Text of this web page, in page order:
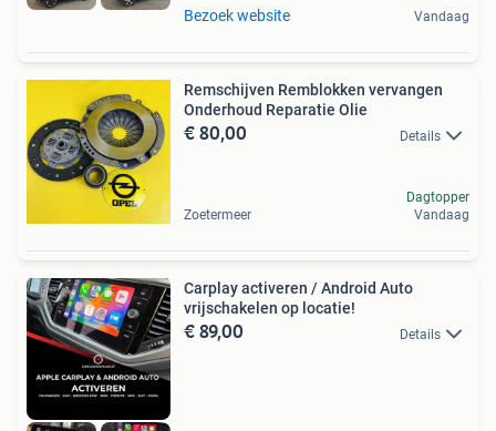
Bezoek website Vandaag
Remschijven Remblokken vervangen
Onderhoud Reparatie Olie
€ 80,00 Details
Zoetermeer
Dagtopper
Vandaag
Carplay activeren / Android Auto
vrijschakelen op locatie!
€ 89,00 Details